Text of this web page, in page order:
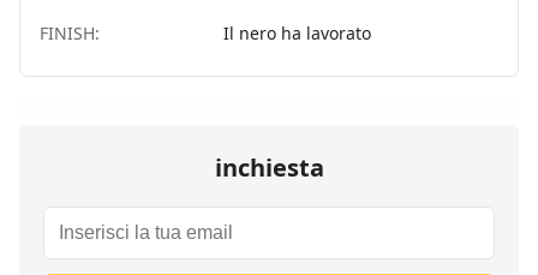
FINISH:
Il nero ha lavorato
inchiesta